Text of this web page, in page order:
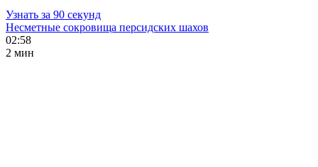
Узнать за 90 секунд
Несметные сокровища персидских шахов
02:58
2 мин